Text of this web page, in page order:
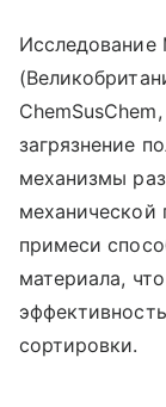
Исследование
загрязнение
механизмы
механической
примеси
материала,
сортировки.